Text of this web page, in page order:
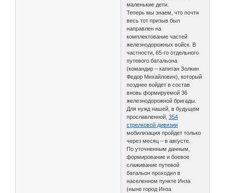
маленькие дети.
Теперь мы знаем, что почти
весь тот призыв был
направлен на
комплектование частей
железнодорожных войск. В
частности, 65-го отдельного
путевого батальона
(командир – капитан Золкин
Федор Михайлович), который
позднее войдет в состав
вновь формируемой 36
железнодорожной бригады.
Для нужд нашей, в будущем
прославленной,354
стрелковой дивизии
мобилизация пройдет только
через месяц – в августе.
По уточненным данным,
формирование и боевое
слаживание путевой
батальон проходил в
населенном пункте Инза
(ныне город Инза